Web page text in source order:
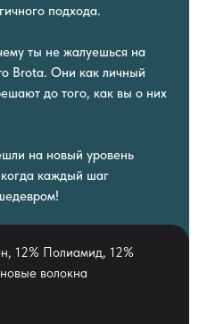
подхода.
ты не жалуешься на
Brota. Они как личный
до того, как вы о них
на новый уровень
каждый шаг
12% Полиамид, 12%
волокна